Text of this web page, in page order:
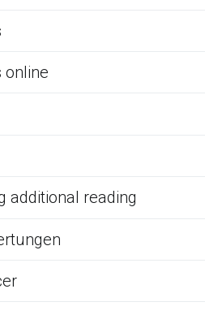
online
additional reading